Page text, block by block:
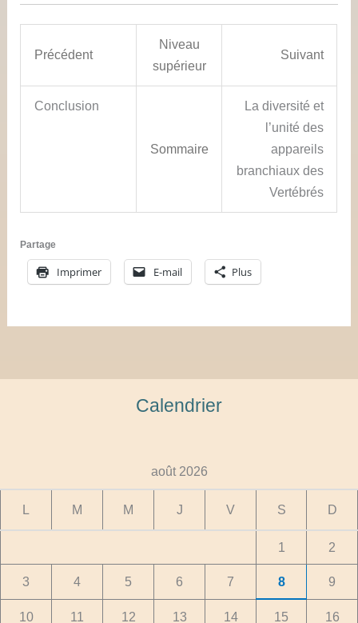
Précédent
Niveau
supérieur
Suivant
Conclusion
Sommaire
La diversité et
l’unité des
appareils
branchiaux des
Vertébrés
Partage
Imprimer E-mail Plus
Calendrier
août 2026
L M M J V S D
1 2
3 4 5 6 7 8 9
10 11 12 13 14 15 16